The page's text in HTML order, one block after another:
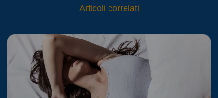
Articoli correlati